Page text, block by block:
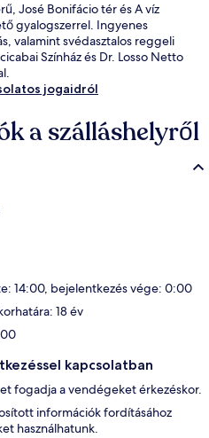
José Bonifácio tér és A víz
gyalogszerrel. Ingyenes
valamint svédasztalos reggeli
Színház és Dr. Losso Netto
jogaidról
a szálláshelyről
14:00, bejelentkezés vége: 0:00
18 év
kapcsolatban
fogadja a vendégeket érkezéskor.
információk fordításához
használhatunk.